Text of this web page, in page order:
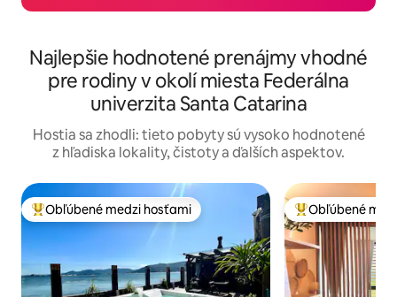
Najlepšie hodnotené prenájmy vhodné
pre rodiny v okolí miesta Federálna
univerzita Santa Catarina
Hostia sa zhodli: tieto pobyty sú vysoko hodnotené
z hľadiska lokality, čistoty a ďalších aspektov.
Najobľúbenejšie medzi hosťami
Obľúbené medzi hosťami Najobľúbenejšie
Obľúbené